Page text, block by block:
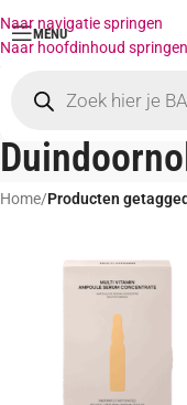
Naar navigatie springen
Naar hoofdinhoud springen
MENU
Home/Producten